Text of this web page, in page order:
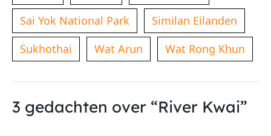
Sai Yok National Park
Similan Eilanden
Sukhothai
Wat Arun Wat Rong Khun
3 gedachten over “River Kwai”